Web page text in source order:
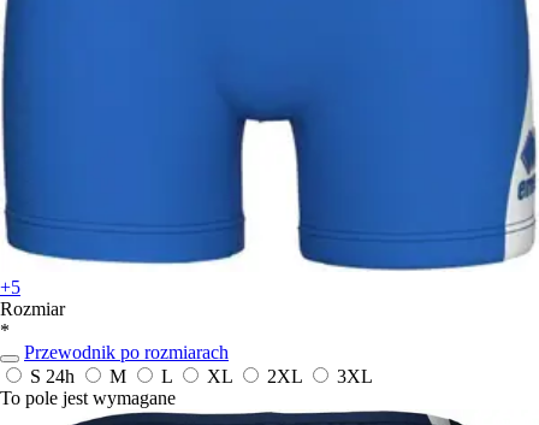
+5
Rozmiar
*
Przewodnik po rozmiarach
S 24h M L XL 2XL
3XL
To pole jest wymagane